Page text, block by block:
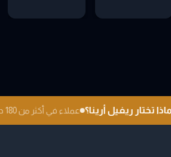
لماذا تختار ريفيل أرينا؟ عملاء في أكثر من 180 دولة